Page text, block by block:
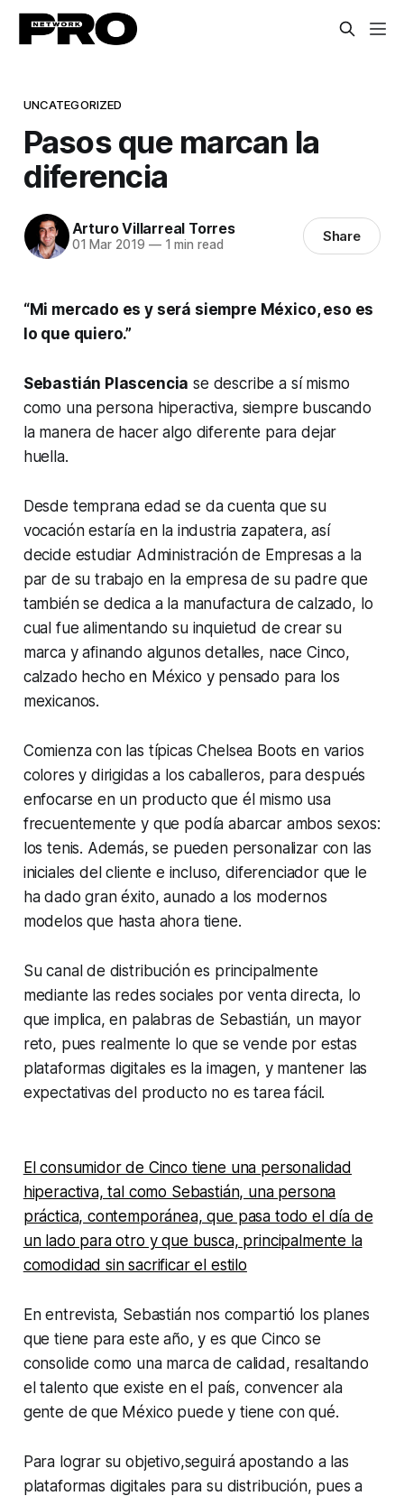
UNCATEGORIZED
Pasos que marcan la
diferencia
Arturo Villarreal Torres
01 Mar 2019 —1 min read Share
“Mi mercado es y será siempre México, eso es
lo que quiero.”
Sebastián Plascencia se describe a sí mismo
como una persona hiperactiva, siempre buscando
la manera de hacer algo diferente para dejar
huella.
Desde temprana edad se da cuenta que su
vocación estaría en la industria zapatera, así
decide estudiar Administración de Empresas a la
par de su trabajo en la empresa de su padre que
también se dedica a la manufactura de calzado, lo
cual fue alimentando su inquietud de crear su
marca y afinando algunos detalles, nace Cinco,
calzado hecho en México y pensado para los
mexicanos.
Comienza con las típicas Chelsea Boots en varios
colores y dirigidas a los caballeros, para después
enfocarse en un producto que él mismo usa
frecuentemente y que podía abarcar ambos sexos:
los tenis. Además, se pueden personalizar con las
iniciales del cliente e incluso, diferenciador que le
ha dado gran éxito, aunado a los modernos
modelos que hasta ahora tiene.
Su canal de distribución es principalmente
mediante las redes sociales por venta directa, lo
que implica, en palabras de Sebastián, un mayor
reto, pues realmente lo que se vende por estas
plataformas digitales es la imagen, y mantener las
expectativas del producto no es tarea fácil.
El consumidor de Cinco tiene una personalidad
hiperactiva, tal como Sebastián, una persona
práctica, contemporánea, que pasa todo el día de
un lado para otro y que busca, principalmente la
comodidad sin sacrificar el estilo
En entrevista, Sebastián nos compartió los planes
que tiene para este año, y es que Cinco se
consolide como una marca de calidad, resaltando
el talento que existe en el país, convencer ala
gente de que México puede y tiene con qué.
Para lograr su objetivo,seguirá apostando a las
plataformas digitales para su distribución, pues a